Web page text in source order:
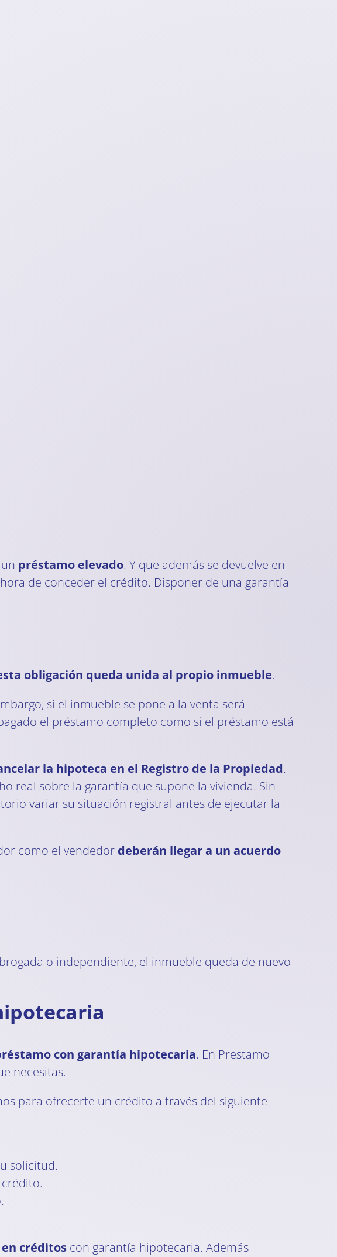
préstamo elevado. Y que además se devuelve en
de conceder el crédito. Disponer de una garantía
obligación queda unida al propio inmueble.
si el inmueble se pone a la venta será
el préstamo completo como si el préstamo está
la hipoteca en el Registro de la Propiedad.
real sobre la garantía que supone la vivienda. Sin
variar su situación registral antes de ejecutar la
como el vendedor deberán llegar a un acuerdo
o independiente, el inmueble queda de nuevo
con garantía hipotecaria. En Prestamo
necesitas.
para ofrecerte un crédito a través del siguiente
solicitud.
créditoscon garantía hipotecaria. Además